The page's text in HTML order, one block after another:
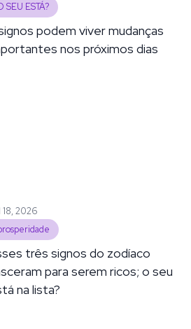
SEU ESTÁ?
podem viver mudanças
nos próximos dias
18, 2026
três signos do zodíaco
para serem ricos; o seu
na lista?